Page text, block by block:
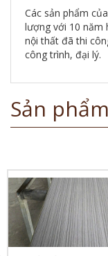
Các sản phẩm của
lượng với 10 năm
nội thất đã thi
công trình, đại lý.
Sản